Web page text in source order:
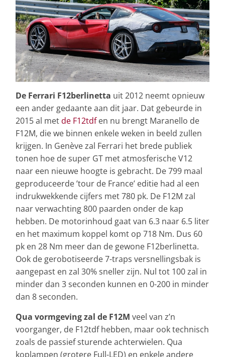
De Ferrari F12berlinetta uit 2012 neemt opnieuw
een ander gedaante aan dit jaar. Dat gebeurde in
2015 al metde F12tdfen nu brengt Maranello de
F12M, die we binnen enkele weken in beeld zullen
krijgen. In Genève zal Ferrari het brede publiek
tonen hoe de super GT met atmosferische V12
naar een nieuwe hoogte is gebracht. De 799 maal
geproduceerde ’tour de France’ editie had al een
indrukwekkende cijfers met 780 pk. De F12M zal
naar verwachting 800 paarden onder de kap
hebben. De motorinhoud gaat van 6.3 naar 6.5 liter
en het maximum koppel komt op 718 Nm. Dus 60
pk en 28 Nm meer dan de gewone F12berlinetta.
Ook de gerobotiseerde 7-traps versnellingsbak is
aangepast en zal 30% sneller zijn. Nul tot 100 zal in
minder dan 3 seconden kunnen en 0-200 in minder
dan 8 seconden.
Qua vormgeving zal de F12M veel van z’n
voorganger, de F12tdf hebben, maar ook technisch
zoals de passief sturende achterwielen. Qua
koplampen (grotere Full-LED) en enkele andere